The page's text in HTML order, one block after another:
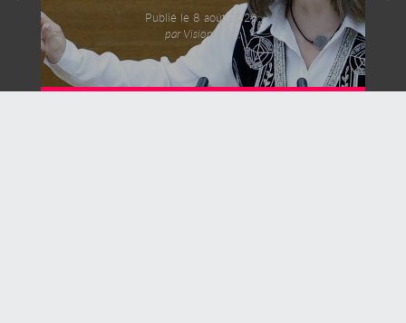
Publié le 8 août 2026,
par VisionsMag.